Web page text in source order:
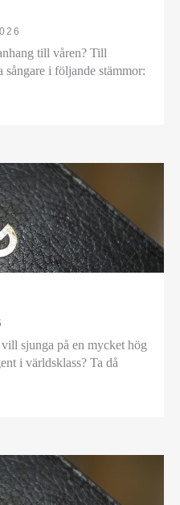
till våren? Till
i följande stämmor:
sjunga på en mycket hög
i världsklass? Ta då